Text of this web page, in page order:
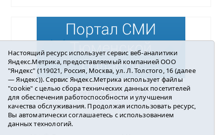
Погода в Ялуторовске
Настоящий ресурс использует сервис веб-аналитики
Яндекс.Метрика, предоставляемый компанией ООО
"Яндекс" (119021, Россия, Москва, ул. Л. Толстого, 16 (далее
— Яндекс)). Сервис Яндекс.Метрика использует файлы
"cookie" с целью сбора технических данных посетителей
для обеспечения работоспособности и улучшения
качества обслуживания. Продолжая использовать ресурс,
Вы автоматически соглашаетесь с использованием
данных технологий.